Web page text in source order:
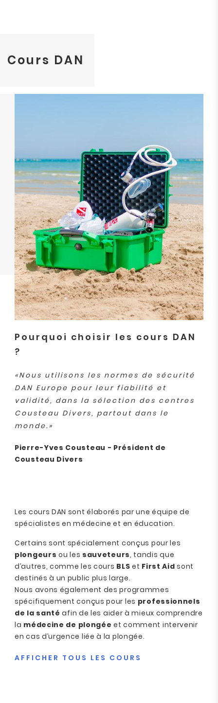
Cours DAN
Pourquoi choisir les cours DAN
?
«Nous utilisons les normes de sécurité
DAN Europe pour leur fiabilité et
validité, dans la sélection des centres
Cousteau Divers, partout dans le
monde.»
Pierre-Yves Cousteau - Président de
Cousteau Divers
Les cours DAN sont élaborés par une équipe de
spécialistes en médecine et en éducation.
Certains sont spécialement conçus pour les
plongeurs ou les sauveteurs, tandis que
d’autres, comme les cours BLS et First Aid sont
destinés à un public plus large.
Nous avons également des programmes
spécifiquement conçus pour les professionnels
de la santé afin de les aider à mieux comprendre
la médecine de plongéeet comment intervenir
en cas d’urgence liée à la plongée.
AFFICHER TOUS LES COURS